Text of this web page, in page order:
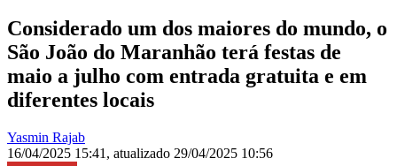
Considerado um dos maiores do mundo, o
São João do Maranhão terá festas de
maio a julho com entrada gratuita e em
diferentes locais
Yasmin Rajab
16/04/2025 15:41 , atualizado 29/04/2025 10:56